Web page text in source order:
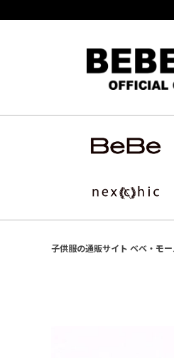
子供服の通販サイト ベベ・モ